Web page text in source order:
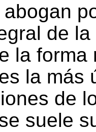
de
la
la más
de
suele